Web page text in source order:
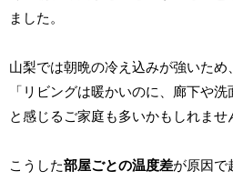
ました。
山梨では朝晩の冷え込みが強いため、
「リビングは暖かいのに、廊下や洗
と感じるご家庭も多いかもしれませ
こうした部屋ごとの温度差が原因で